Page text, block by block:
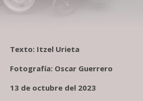
Texto: Itzel Urieta
Fotografía: Oscar Guerrero
13 de octubre del 2023